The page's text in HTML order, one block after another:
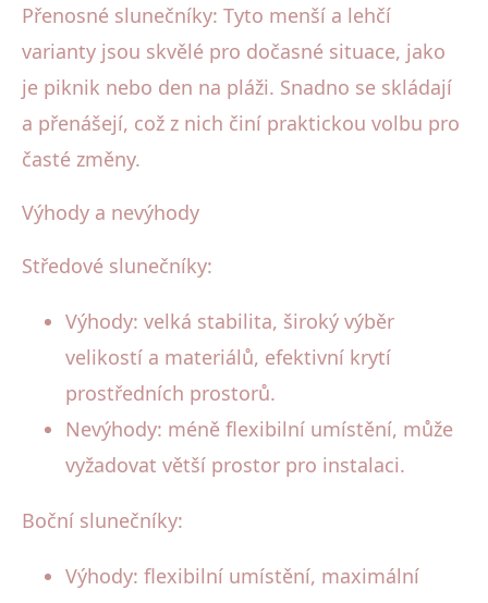
Přenosné slunečníky: Tyto menší a lehčí
varianty jsou skvělé pro dočasné situace, jako
je piknik nebo den na pláži. Snadno se skládají
a přenášejí, což z nich činí praktickou volbu pro
časté změny.
Výhody a nevýhody
Středové slunečníky:
Výhody: velká stabilita, široký výběr
velikostí a materiálů, efektivní krytí
prostředních prostorů.
Nevýhody: méně flexibilní umístění, může
vyžadovat větší prostor pro instalaci.
Boční slunečníky:
Výhody: flexibilní umístění, maximální